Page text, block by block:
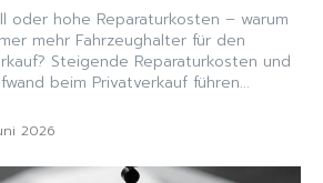
oder hohe Reparaturkosten – warum
mehr Fahrzeughalter für den
Steigende Reparaturkosten und
beim Privatverkauf führen...
2026